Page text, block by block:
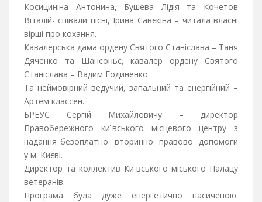
Косициніна Антонина, Бушева Лідія та Кочетов
Віталій- співали пісні, Ірина Савєкіна – читала власні
вірші про кохання.
Кавалерська дама ордену Святого Станіслава – Таня
Дяченко та Шансоньє, кавалер ордену Святого
Станіслава – Вадим Годиненко.
Та неймовірний ведучий, запальний та енергійний –
Артем классен.
БРЕУС Сергій Михайловичу – директор
Правобережного київського місцевого центру з
надання безоплатної вторинної правової допомоги
у м. Києві.
Директор та коллектив Київського міського Палацу
ветеранів.
Програма була дуже енергетично насиченою.